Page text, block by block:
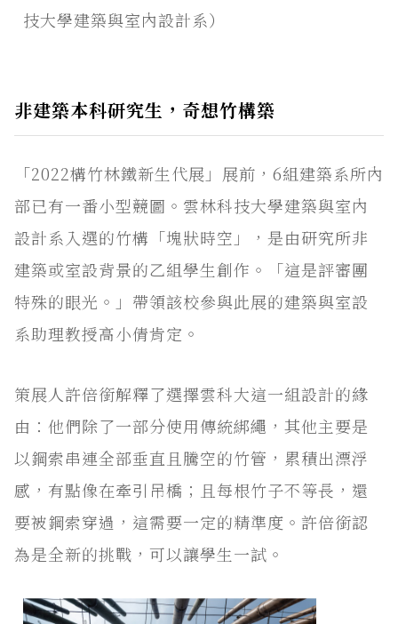
技大學建築與室內設計系）
非建築本科研究生，奇想竹構築
「2022構竹林鐵新生代展」展前，6組建築系所內
部已有一番小型競圖。雲林科技大學建築與室內
設計系入選的竹構「塊狀時空」，是由研究所非
建築或室設背景的乙組學生創作。「這是評審團
特殊的眼光。」帶領該校參與此展的建築與室設
系助理教授高小倩肯定。
策展人許倍銜解釋了選擇雲科大這一組設計的緣
由：他們除了一部分使用傳統綁繩，其他主要是
以鋼索串連全部垂直且騰空的竹管，累積出漂浮
感，有點像在牽引吊橋；且每根竹子不等長，還
要被鋼索穿過，這需要一定的精準度。許倍銜認
為是全新的挑戰，可以讓學生一試。